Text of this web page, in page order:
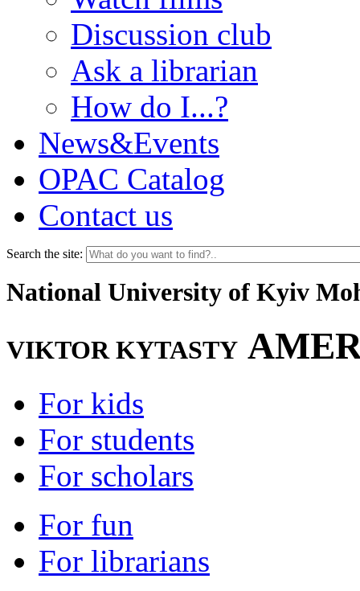
Discussion club
Ask a librarian
How do I...?
News&Events
OPAC Catalog
Contact us
Search the site:
National University of Kyiv
VIKTOR KYTASTY
For kids
For students
For scholars
For fun
For librarians